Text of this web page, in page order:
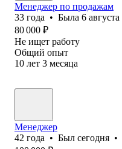
Менеджер по продажам
33 года • Была 6 августа
80 000 ₽
Не ищет работу
Общий опыт
10 лет 3 месяца
Менеджер
42 года • Был сегодня •